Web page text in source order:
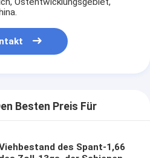
Besten Preis Für
des Spant-1,66